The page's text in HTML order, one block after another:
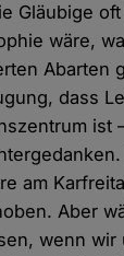
Gläubige
wäre,
Abarten
dass
ist
am
Aber
wenn wir